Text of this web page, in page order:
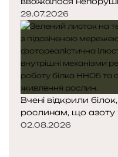
29.07.2026
Вчені відкрили
рослинам, що азоту
02.08.2026